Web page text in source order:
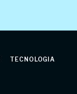
TECNOLOGIA